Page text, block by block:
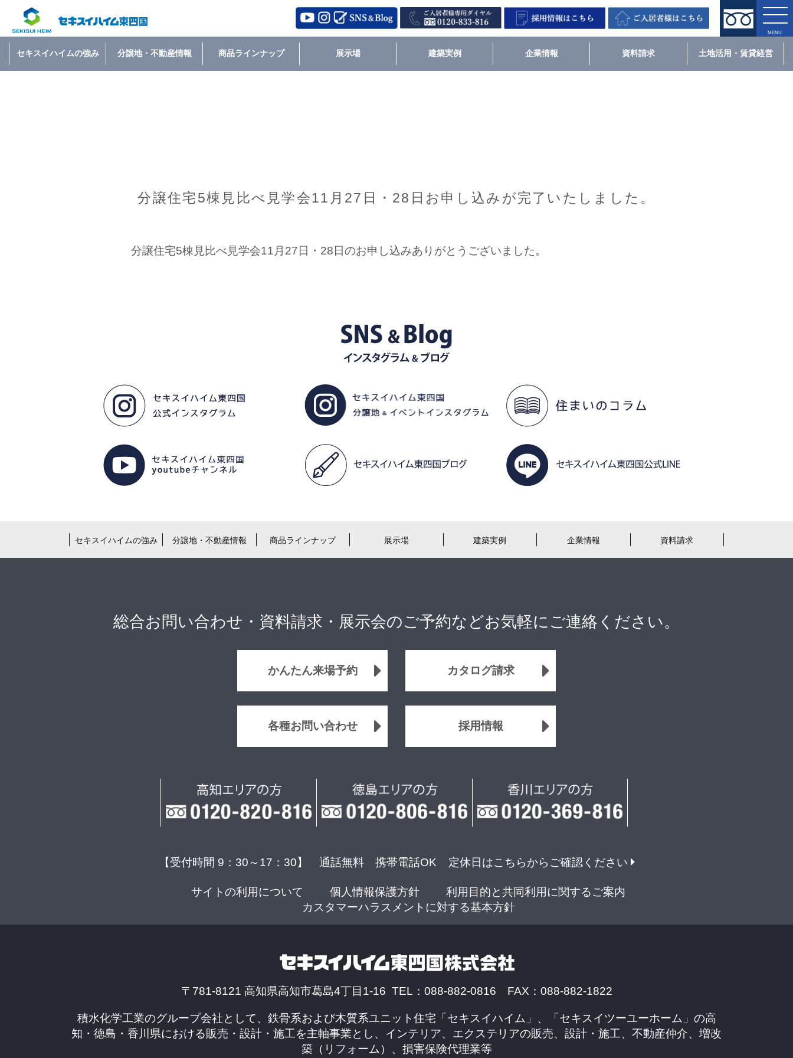
セキスイハイムの強み 分譲地・不動産情報 商品ラインナップ 展示場 建築実例 企業情報 資料請求 土地活用・賃貸経営
分譲住宅5棟見比べ見学会11月27日・28日お申し込みが完了いたしました。
分譲住宅5棟見比べ見学会11月27日・28日のお申し込みありがとうございました。
セキスイハイムの強み 分譲地・不動産情報 商品ラインナップ 展示場 建築実例 企業情報 資料請求
総合お問い合わせ・資料請求・展示会のご予約などお気軽にご連絡ください。
かんたん来場予約 カタログ請求
各種お問い合わせ 採用情報
【受付時間 9：30～17：30】 通話無料 携帯電話OK 定休日はこちらからご確認ください
サイトの利用について 個人情報保護方針
利用目的と共同利用に関するご案内
カスタマーハラスメントに対する基本方針
〒781-8121 高知県高知市葛島4丁目1-16 TEL：088-882-0816 FAX：088-882-1822
積水化学工業のグループ会社として、鉄骨系および木質系ユニット住宅「セキスイハイム」、「セキスイツーユーホーム」の高
知・徳島・香川県における販売・設計・施工を主軸事業とし、インテリア、エクステリアの販売、設計・施工、不動産仲介、増改
築（リフォーム）、損害保険代理業等